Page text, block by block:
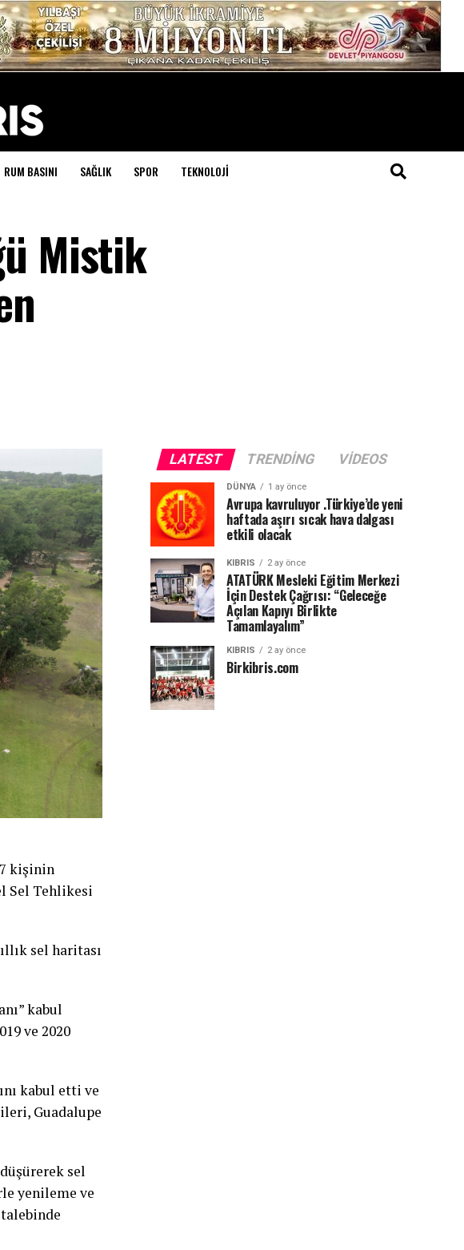
RUM BASINI SAĞLIK SPOR TEKNOLOJI
Mistik
kişinin
Sel Tehlikesi
sel haritası
kabul
ve 2020
kabul etti ve
Guadalupe
sel
yenileme ve
LATEST TRENDING VIDEOS
DÜNYA 1 ay önce
Avrupa kavruluyor .Türkiye’de yeni
haftada aşırı sıcak hava dalgası
etkili olacak
KIBRIS 2 ay önce
ATATÜRK Mesleki Eğitim Merkezi
İçin Destek Çağrısı: “Geleceğe
Açılan Kapıyı Birlikte
Tamamlayalım”
KIBRIS 2 ay önce
Birkibris.com